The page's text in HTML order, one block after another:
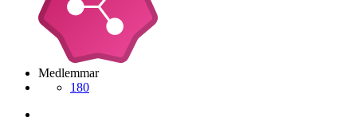
Medlemmar
180